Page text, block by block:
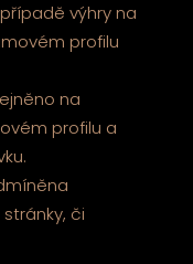
výhry na
profilu
na
profilu a
či